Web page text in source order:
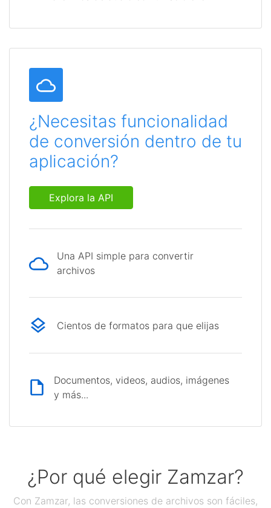
¿Necesitas funcionalidad
de conversión dentro de tu
aplicación?
Explora la API
Una API simple para convertir
archivos
Cientos de formatos para que elijas
Documentos, videos, audios, imágenes
y más...
¿Por qué elegir Zamzar?
Con Zamzar, las conversiones de archivos son fáciles,